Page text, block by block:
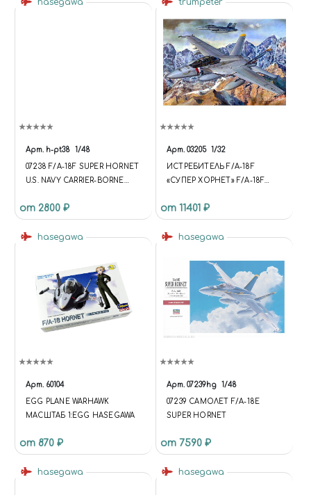
hasegawa
Арт. h-pt38 1/48
07238 F/A-18F SUPER HORNET
U.S. NAVY CARRIER-BORNE
(УЦЕНКА) КУПИТЬ В МОСКВЕ
(H-PT38) САМОЛЁТЫ
от 2800 ₽
trumpeter
Арт. 03205 1/32
ИСТРЕБИТЕЛЬ F/A-18F
«СУПЕР ХОРНЕТ» F/A-18F
от 11401 ₽
hasegawa
Арт. 60104
EGG PLANE WARHAWK
МАСШТАБ 1:EGG HASEGAWA
от 870 ₽
hasegawa
Арт. 07239hg 1/48
07239 САМОЛЕТ F/A-18E
SUPER HORNET
от 7590 ₽
hasegawa hasegawa